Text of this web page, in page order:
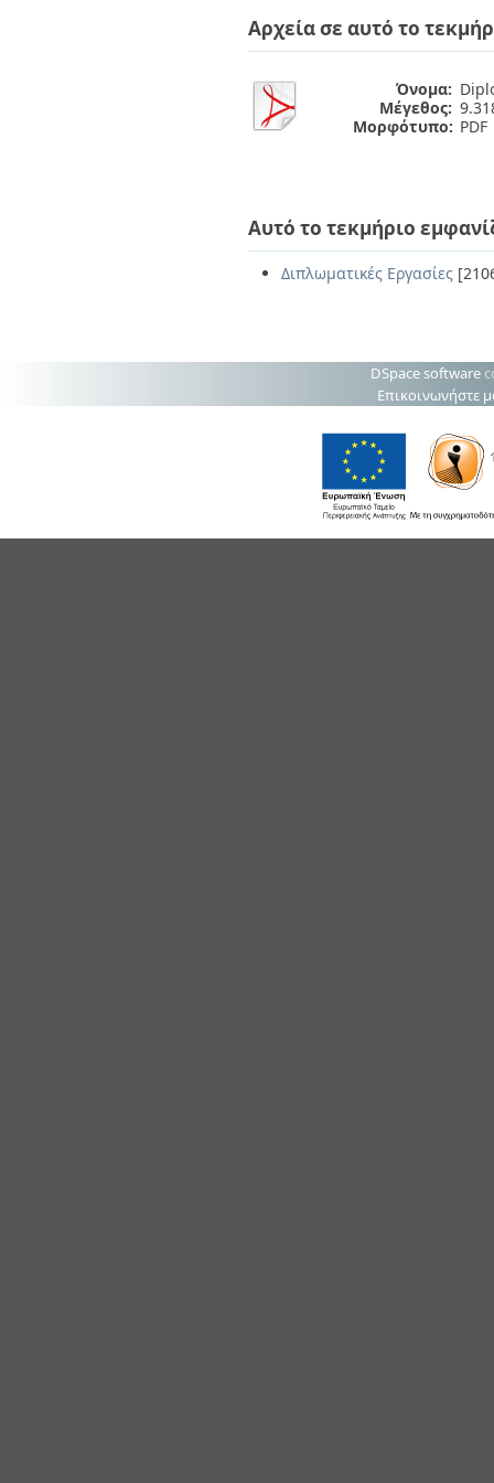
Αρχεία σε αυτό το
Όνομα:
Μέγεθος:
Μορφότυπο: PDF
Αυτό το τεκμήριο
Διπλωματικές Εργασίες
DSpace software
Επικοινωνήστε